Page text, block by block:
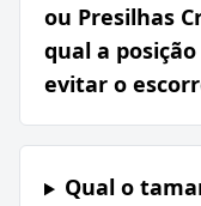
ou Presilhas
qual a
evitar o
Qual o